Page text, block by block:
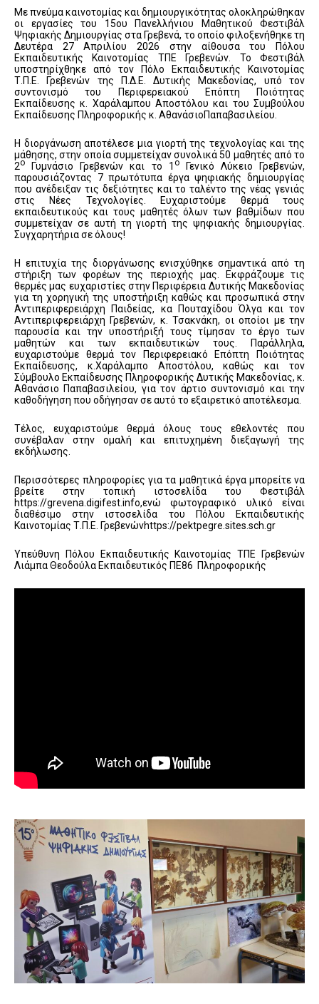
Με πνεύμα καινοτομίας και δημιουργικότητας ολοκληρώθηκαν
οι εργασίες του 15ου Πανελλήνιου Μαθητικού Φεστιβάλ
Ψηφιακής Δημιουργίας στα Γρεβενά, το οποίο φιλοξενήθηκε τη
Δευτέρα 27 Απριλίου 2026 στην αίθουσα του Πόλου
Εκπαιδευτικής Καινοτομίας ΤΠΕ Γρεβενών. Το Φεστιβάλ
υποστηρίχθηκε από τον Πόλο Εκπαιδευτικής Καινοτομίας
Τ.Π.Ε. Γρεβενών της Π.Δ.Ε. Δυτικής Μακεδονίας, υπό τον
συντονισμό του Περιφερειακού Επόπτη Ποιότητας
Εκπαίδευσης κ. Χαράλαμπου Αποστόλου και του Συμβούλου
Εκπαίδευσης Πληροφορικής κ. ΑθανάσιοΠαπαβασιλείου.
Η διοργάνωση αποτέλεσε μια γιορτή της τεχνολογίας και της
μάθησης, στην οποία συμμετείχαν συνολικά 50 μαθητές από το
2ο Γυμνάσιο Γρεβενών και το 1 οΓενικό Λύκειο Γρεβενών,
παρουσιάζοντας 7 πρωτότυπα έργα ψηφιακής δημιουργίας
που ανέδειξαν τις δεξιότητες και το ταλέντο της νέας γενιάς
στις Νέες Τεχνολογίες. Ευχαριστούμε θερμά τους
εκπαιδευτικούς και τους μαθητές όλων των βαθμίδων που
συμμετείχαν σε αυτή τη γιορτή της ψηφιακής δημιουργίας.
Συγχαρητήρια σε όλους!
Η επιτυχία της διοργάνωσης ενισχύθηκε σημαντικά από τη
στήριξη των φορέων της περιοχής μας. Εκφράζουμε τις
θερμές μας ευχαριστίες στην Περιφέρεια Δυτικής Μακεδονίας
για τη χορηγική της υποστήριξη καθώς και προσωπικά στην
Αντιπεριφερειάρχη Παιδείας, κα Πουταχίδου Όλγα και τον
Αντιπεριφερειάρχη Γρεβενών, κ. Τσακνάκη, οι οποίοι με την
παρουσία και την υποστήριξή τους τίμησαν το έργο των
μαθητών και των εκπαιδευτικών τους. Παράλληλα,
ευχαριστούμε θερμά τον Περιφερειακό Επόπτη Ποιότητας
Εκπαίδευσης, κ.Χαράλαμπο Αποστόλου, καθώς και τον
Σύμβουλο Εκπαίδευσης Πληροφορικής Δυτικής Μακεδονίας, κ.
Αθανάσιο Παπαβασιλείου, για τον άρτιο συντονισμό και την
καθοδήγηση που οδήγησαν σε αυτό το εξαιρετικό αποτέλεσμα.
Τέλος, ευχαριστούμε θερμά όλους τους εθελοντές που
συνέβαλαν στην ομαλή και επιτυχημένη διεξαγωγή της
εκδήλωσης.
Περισσότερες πληροφορίες για τα μαθητικά έργα μπορείτε να
βρείτε στην τοπική ιστοσελίδα του Φεστιβάλ
https://grevena.digifest.info,ενώ φωτογραφικό υλικό είναι
διαθέσιμο στην ιστοσελίδα του Πόλου Εκπαιδευτικής
Καινοτομίας Τ.Π.Ε. Γρεβενώνhttps://pektpegre.sites.sch.gr
Υπεύθυνη Πόλου Εκπαιδευτικής Καινοτομίας ΤΠΕ Γρεβενών
Λιάμπα Θεοδούλα Εκπαιδευτικός ΠΕ86 Πληροφορικής